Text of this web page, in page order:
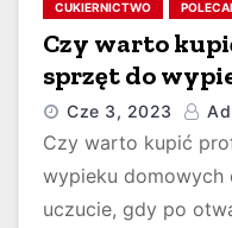
CUKIERNICTWO
Czy warto
sprzęt do
Cze 3, 2023
Czy warto kupić
wypieku domowych
uczucie, gdy po